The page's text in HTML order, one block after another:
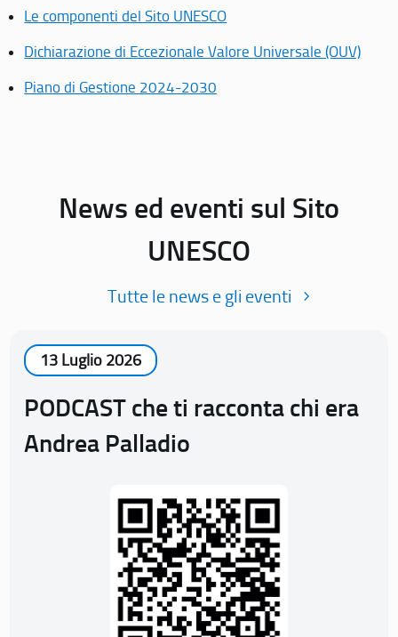
Le componenti del Sito UNESCO
Dichiarazione di Eccezionale Valore Universale (OUV)
Piano di Gestione 2024-2030
News ed eventi sul Sito
UNESCO
Tutte le news e gli eventi
13 Luglio 2026
PODCAST che ti racconta chi era
Andrea Palladio